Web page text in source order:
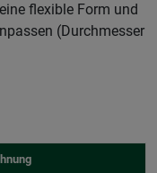
flexible Form und
(Durchmesser